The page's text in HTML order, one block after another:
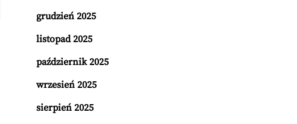
grudzień 2025
listopad 2025
październik 2025
wrzesień 2025
sierpień 2025